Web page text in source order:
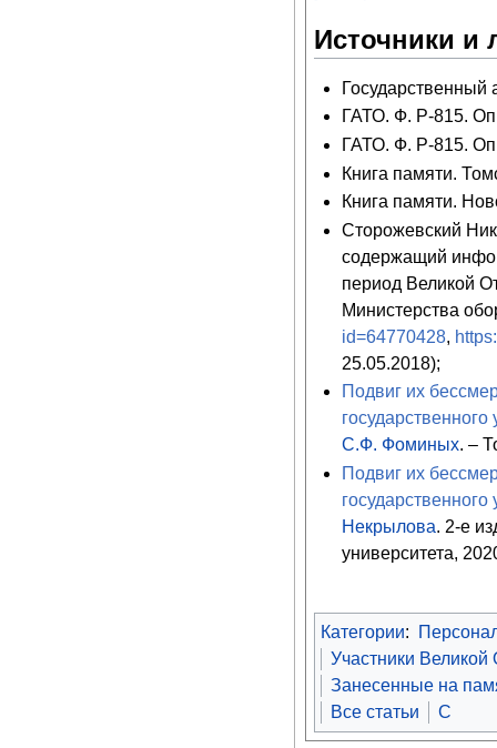
Источники и
ГАТО. Ф. Р-815.
ГАТО. Ф. Р-815.
Книга памяти.
Книга памяти.
Сторожевский
содержащий
период Великой
Министерства
id=64770428,
25.05.2018);
Подвиг их
С.Ф. Фоминых. –
Подвиг их
Некрылова. 2-е
университета,
Категории:
Участники
Занесенные на
Все статьи
С